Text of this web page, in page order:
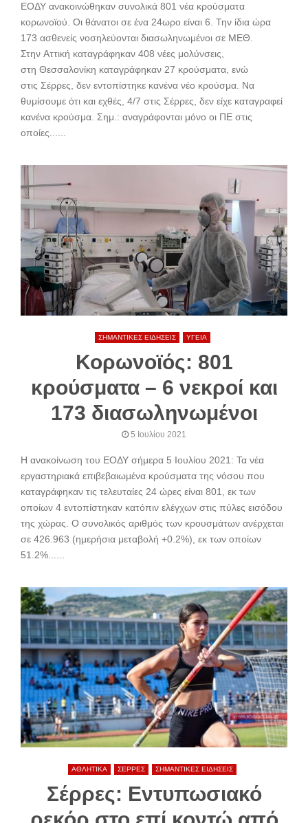
ΕΟΔΥ ανακοινώθηκαν συνολικά 801 νέα κρούσματα
κορωνοϊού. Oι θάνατοι σε ένα 24ωρο είναι 6. Την ίδια ώρα
173 ασθενείς νοσηλεύονται διασωληνωμένοι σε ΜΕΘ.
Στην Αττική καταγράφηκαν 408 νέες μολύνσεις,
στη Θεσσαλονίκη καταγράφηκαν 27 κρούσματα, ενώ
στις Σέρρες, δεν εντοπίστηκε κανένα νέο κρούσμα. Να
θυμίσουμε ότι και εχθές, 4/7 στις Σέρρες, δεν είχε καταγραφεί
κανένα κρούσμα. Σημ.: αναγράφονται μόνο οι ΠΕ στις
οποίες......
ΣΗΜΑΝΤΙΚΕΣ ΕΙΔΗΣΕΙΣ ΥΓΕΙΑ
Κορωνοϊός: 801
κρούσματα – 6 νεκροί και
173 διασωληνωμένοι
5 Ιουλίου 2021
Η ανακοίνωση του ΕΟΔΥ σήμερα 5 Ιουλίου 2021: Τα νέα
εργαστηριακά επιβεβαιωμένα κρούσματα της νόσου που
καταγράφηκαν τις τελευταίες 24 ώρες είναι 801, εκ των
οποίων 4 εντοπίστηκαν κατόπιν ελέγχων στις πύλες εισόδου
της χώρας. Ο συνολικός αριθμός των κρουσμάτων ανέρχεται
σε 426.963 (ημερήσια μεταβολή +0.2%), εκ των οποίων
51.2%......
ΑΘΛΗΤΙΚΑ ΣΕΡΡΕΣ ΣΗΜΑΝΤΙΚΕΣ ΕΙΔΗΣΕΙΣ
Σέρρες: Εντυπωσιακό